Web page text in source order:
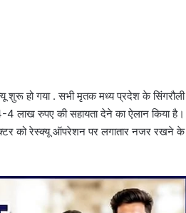
शुरू हो गया . सभी मृतक मध्य प्रदेश के सिंगरौली
4 लाख रुपए की सहायता देने का ऐलान किया है।
को रेस्क्यू ऑपरेशन पर लगातार नजर रखने के